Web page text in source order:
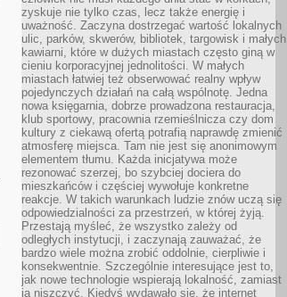
zyskuje nie tylko czas, lecz także energię i
uważność. Zaczyna dostrzegać wartość lokalnych
ulic, parków, skwerów, bibliotek, targowisk i małych
kawiarni, które w dużych miastach często giną w
cieniu korporacyjnej jednolitości. W małych
miastach łatwiej też obserwować realny wpływ
pojedynczych działań na całą wspólnotę. Jedna
nowa księgarnia, dobrze prowadzona restauracja,
klub sportowy, pracownia rzemieślnicza czy dom
kultury z ciekawą ofertą potrafią naprawdę zmienić
atmosferę miejsca. Tam nie jest się anonimowym
elementem tłumu. Każda inicjatywa może
rezonować szerzej, bo szybciej dociera do
mieszkańców i częściej wywołuje konkretne
reakcje. W takich warunkach ludzie znów uczą się
odpowiedzialności za przestrzeń, w której żyją.
Przestają myśleć, że wszystko zależy od
odległych instytucji, i zaczynają zauważać, że
bardzo wiele można zrobić oddolnie, cierpliwie i
konsekwentnie. Szczególnie interesujące jest to,
jak nowe technologie wspierają lokalność, zamiast
ją niszczyć. Kiedyś wydawało się, że internet